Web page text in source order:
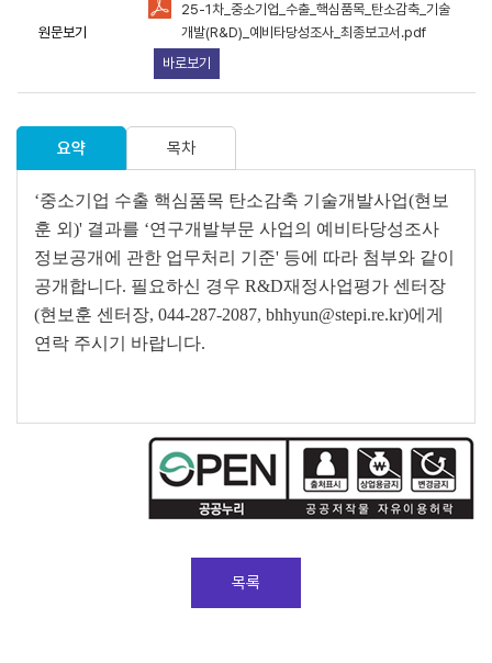
구원에서 제공하는 저작물을 이용하였음을 명시할 것을동의합니
조건에 따라 이용할 것을 동의합니다.
거나 과학기술정책연구원에서 제시한 이용조건을 이행하지
과제준비 교육자료 출판활용 기타
원문보기
25-1차_중소기업_수출_핵심품목_탄소감축_기술
개발(R&D)_예비타당성조사_최종보고서.pdf
바로보기
요약 목차
‘중소기업 수출 핵심품목 탄소감축 기술개발사업(현보
훈 외)' 결과를 ‘연구개발부문 사업의 예비타당성조사
정보공개에 관한 업무처리 기준' 등에 따라 첨부와 같이
공개합니다. 필요하신 경우 R&D재정사업평가 센터장
(현보훈 센터장, 044-287-2087, bhhyun@stepi.re.kr)에게
연락 주시기 바랍니다.
목록